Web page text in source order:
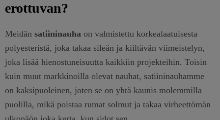
erottuvan?
Meidän satiininauha on valmistettu korkealaatuisesta
polyesteristä, joka takaa sileän ja kiiltävän viimeistelyn,
joka lisää hienostuneisuutta kaikkiin projekteihin. Toisin
kuin muut markkinoilla olevat nauhat, satiininauhamme
on kaksipuoleinen, joten se on yhtä kaunis molemmilla
puolilla, mikä poistaa rumat solmut ja takaa virheettömän